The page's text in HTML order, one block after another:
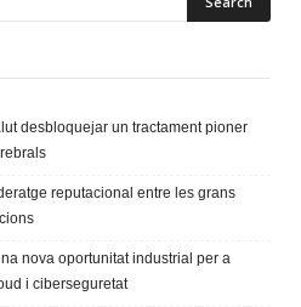
desbloquejar un tractament pioner
reputacional entre les grans
nova oportunitat industrial per a
i ciberseguretat